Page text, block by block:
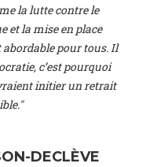
Justice Strategist
James Galbraith -
(United States), Dr.
Céline Guivarch -
Jouzel -
Climate
Peter Sweatman -
Arnsperger -
science , University of
la lutte contre le
et la mise en place
abordable pour tous. Il
c’est pourquoi
initier un retrait
DECLÈVE